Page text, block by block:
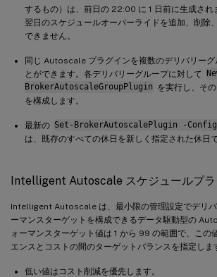
するもの）は、前日の 22:00 に 1 日前に生成され
翌日のスケジュールオーバーライドを追加、削除
できません。
同じ Autoscale プラグインを複数のデリバリーグ
とができます。各デリバリーグループに対して
BrokerAutoscaleGroupPlugin を実行し、そ
を構成します。
最新の Set-BrokerAutoscalePlugin -
は、既存のすべての休日を新しく指定された休日
Intelligent Autoscale スケジュールプラ
Intelligent Autoscale は、最小限の管理設定でデリバ
ーマンスターゲットを構成できるデータ駆動型の
ォーマンスターゲット値は 1 から 99 の範囲で、この
エンスとコストの間のターゲットバランスを指定しま
低い値はコスト削減を優先します。